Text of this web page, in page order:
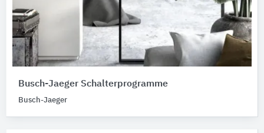
Busch-Jaeger Schalterprogramme
Busch-Jaeger